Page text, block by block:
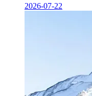
2026-07-22